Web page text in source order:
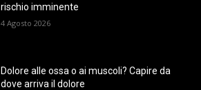
rischio imminente
4 Agosto 2026
Dolore alle ossa o ai muscoli? Capire da
dove arriva il dolore